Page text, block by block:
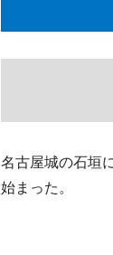
名古屋城の石垣
始まった。